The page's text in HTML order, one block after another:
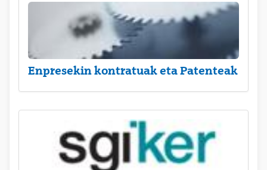
Enpresekin kontratuak eta Patenteak